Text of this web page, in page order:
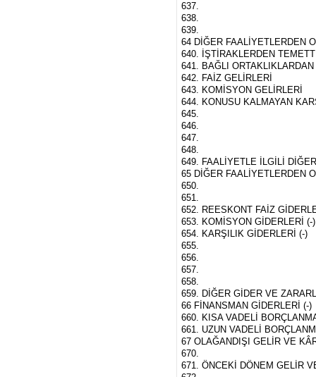
637.
638.
639.
64 DİĞER FAALİYETLERDEN
640. İŞTİRAKLERDEN
641. BAĞLI
642. FAİZ GELİRLERİ
643. KOMİSYON GELİRLERİ
644. KONUSU KALMAYAN
645.
646.
647.
648.
649. FAALİYETLE İLGİLİ
65 DİĞER FAALİYETLERDEN
650.
651.
652. REESKONT FAİZ
653. KOMİSYON GİDERLERİ (-)
654. KARŞILIK GİDERLERİ (-)
655.
656.
657.
658.
659. DİĞER GİDER VE
66 FİNANSMAN GİDERLERİ (-)
660. KISA VADELİ
661. UZUN VADELİ
67 OLAĞANDIŞI GELİR VE
670.
671. ÖNCEKİ DÖNEM GELİR